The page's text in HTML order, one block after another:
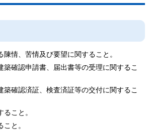
陳情、苦情及び要望に関すること。
築確認申請書、届出書等の受理に関するこ
築確認済証、検査済証等の交付に関するこ
こと。
と。